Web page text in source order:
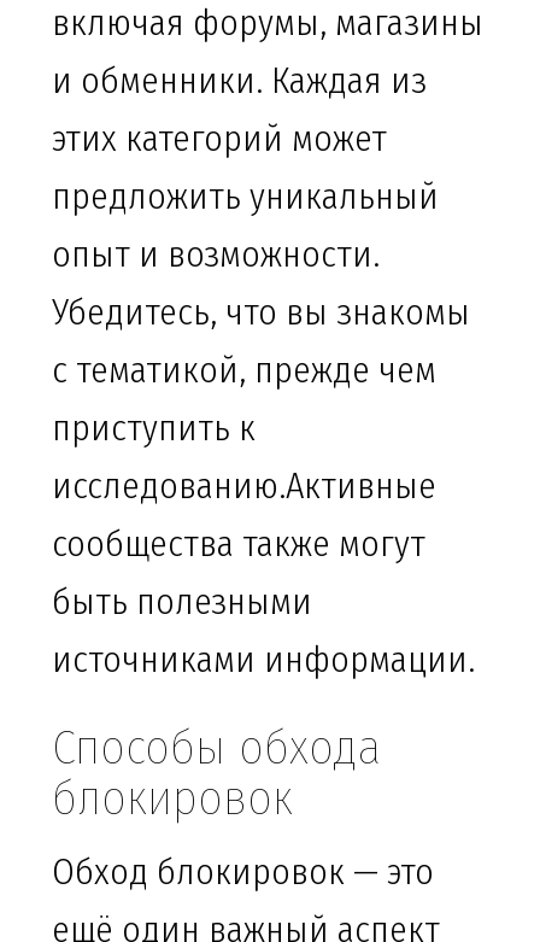
включая форумы, магазины
и обменники. Каждая из
этих категорий может
предложить уникальный
опыт и возможности.
Убедитесь, что вы знакомы
с тематикой, прежде чем
приступить к
исследованию.Активные
сообщества также могут
быть полезными
источниками информации.
Способы обхода
блокировок
Обход блокировок — это
ещё один важный аспект